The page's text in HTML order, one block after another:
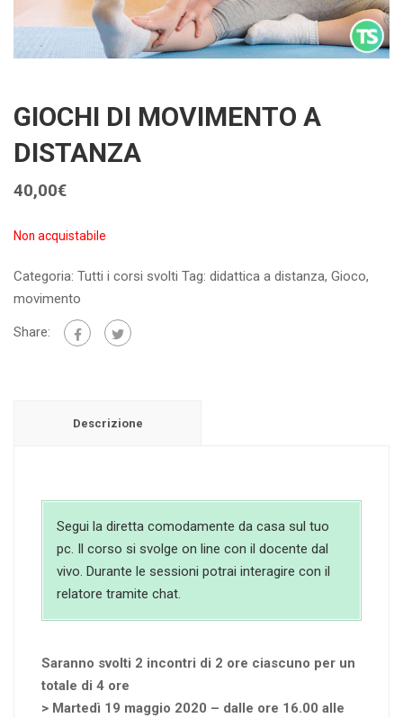
GIOCHI DI MOVIMENTO A
DISTANZA
40,00€
Non acquistabile
Categoria: Tutti i corsi svolti Tag: didattica a distanza, Gioco,
movimento
Share:
Descrizione
Segui la diretta comodamente da casa sul tuo
pc. Il corso si svolge on line con il docente dal
vivo. Durante le sessioni potrai interagire con il
relatore tramite chat.
Saranno svolti 2 incontri di 2 ore ciascuno per un
totale di 4 ore
> Martedì 19 maggio 2020 – dalle ore 16.00 alle